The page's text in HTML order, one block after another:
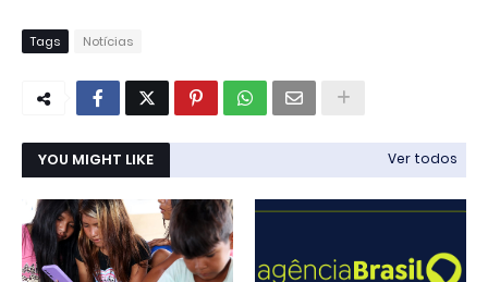
Tags Notícias
YOU MIGHT LIKE Ver todos